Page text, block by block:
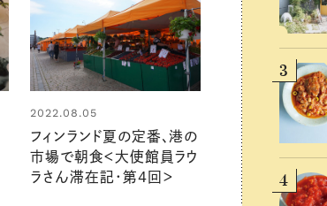
2022.08.05
フィンランド夏の定番、港の
市場で朝食＜大使館員ラウ
ラさん滞在記・第4回＞
3
4